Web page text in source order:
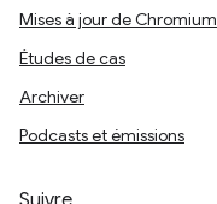
Mises à jour de Chromium
Études de cas
Archiver
Podcasts et émissions